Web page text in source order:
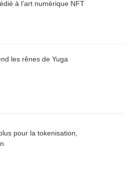
à l’art numérique NFT
les rênes de Yuga
pour la tokenisation,